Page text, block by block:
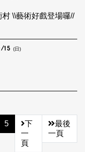
\\藝術好戲登場囉//
15 (日)
5
下
一
頁
最後
一頁